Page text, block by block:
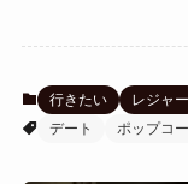
行きたい
レジャー
デート
ポップコ